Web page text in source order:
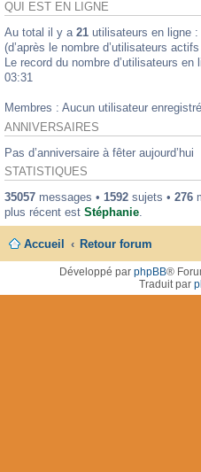
QUI EST EN LIGNE
Au total il y a 21 utilisateurs en ligne
(d’après le nombre d’utilisateurs
Le record du nombre d’utilisateurs en
03:31
Membres : Aucun utilisateur enregistré
ANNIVERSAIRES
Pas d’anniversaire à fêter aujourd’hui
STATISTIQUES
35057 messages • 1592 sujets • 276
plus récent est Stéphanie.
Accueil Retour forum
Développé par phpBB®
Traduit par